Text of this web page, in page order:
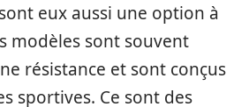
sont eux aussi une option à
modèles sont souvent
résistance et sont conçus
sportives. Ce sont des